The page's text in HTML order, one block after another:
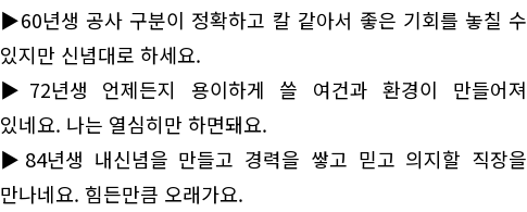
▶60년생 공사 구분이 정확하고 칼 같아서 좋은 기회를 놓칠 수
있지만 신념대로 하세요.
▶72년생 언제든지 용이하게 쓸 여건과 환경이 만들어져
있네요. 나는 열심히만 하면돼요.
▶84년생 내신념을 만들고 경력을 쌓고 믿고 의지할 직장을
만나네요. 힘든만큼 오래가요.